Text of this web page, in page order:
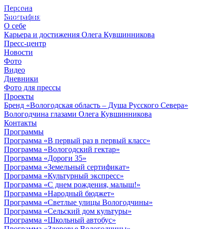
Персона
Биография
О себе
Карьера и достижения Олега Кувшинникова
Пресс-центр
Новости
Фото
Видео
Дневники
Фото для прессы
Проекты
Бренд «Вологодская область – Душа Русского Севера»
Вологодчина глазами Олега Кувшинникова
Контакты
Программы
Программа «В первый раз в первый класс»
Программа «Вологодский гектар»
Программа «Дороги 35»
Программа «Земельный сертификат»
Программа «Культурный экспресс»
Программа «С днем рождения, малыш!»
Программа «Народный бюджет»
Программа «Светлые улицы Вологодчины»
Программа «Сельский дом культуры»
Программа «Школьный автобус»
© 2012 - 2023,
КУВШИННИКОВ О.А.